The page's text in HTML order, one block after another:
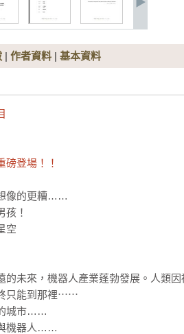
| 作者資料 | 基本資料
磅登場！！
像的更糟……
孩！
空
的未來，機器人產業蓬勃發展。人類
只能到那裡⋯⋯
城市……
機器人……